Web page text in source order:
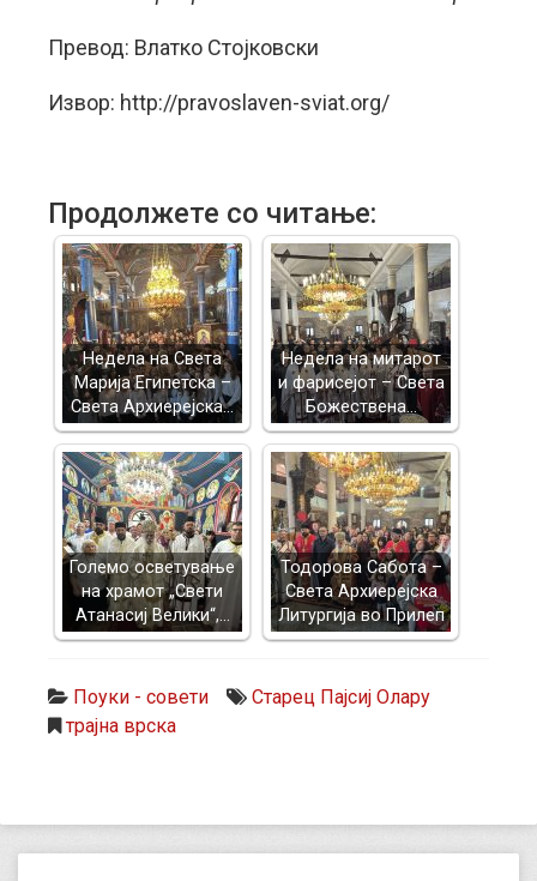
Превод: Влатко Стојковски
Извор: http://pravoslaven-sviat.org/
Продолжете со читање:
Недела на Света
Марија Египетска –
Света Архиерејска…
Недела на митарот
и фарисејот – Светa
Божествена…
Големо осветување
на храмот „Свети
Атанасиј Велики“,…
Тодорова Сабота –
Света Архиерејска
Литургија во Прилеп
Поуки - совети
Старец Пајсиј Олару
трајна врска